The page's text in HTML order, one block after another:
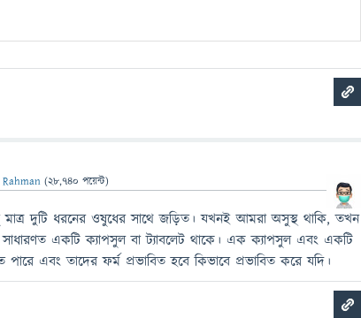
(28,740 পয়েন্ট)
মাত্র দুটি ধরনের ওষুধের সাথে জড়িত। যখনই আমরা অসুস্থ থাকি, তখন
সাধারণত একটি ক্যাপসুল বা ট্যাবলেট থাকে। এক ক্যাপসুল এবং একটি
পারে এবং তাদের ফর্ম প্রভাবিত হবে কিভাবে প্রভাবিত করে যদি।